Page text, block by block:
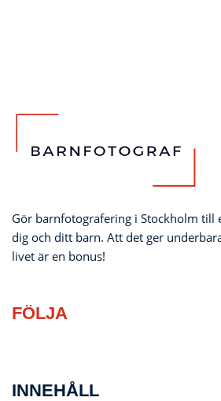
Gör barnfotografering i Stockholm till
dig och ditt barn. Att det ger
livet är en bonus!
FÖLJA
INNEHÅLL